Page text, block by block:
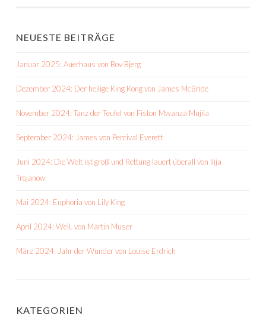
NEUESTE BEITRÄGE
Januar 2025: Auerhaus von Bov Bjerg
Dezember 2024: Der heilige King Kong von James McBride
November 2024: Tanz der Teufel von Fiston Mwanza Mujila
September 2024: James von Percival Everett
Juni 2024: Die Welt ist groß und Rettung lauert überall von Ilija
Trojanow
Mai 2024: Euphoria von Lily King
April 2024: Weil. von Martin Muser
März 2024: Jahr der Wunder von Louise Erdrich
KATEGORIEN